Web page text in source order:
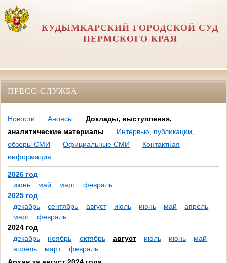
КУДЫМКАРСКИЙ ГОРОДСКОЙ СУД
ПЕРМСКОГО КРАЯ
ПРЕСС-СЛУЖБА
Новости Анонсы
Доклады, выступления,
аналитические материалы
Интервью, публикации,
обзоры СМИ
Официальные СМИ
Контактная
информация
2026 год
июнь
май март
февраль
2025 год
декабрь
сентябрь август июль июнь май
апрель
март
февраль
2024 год
декабрь
ноябрь октябрь август июль июнь
май
апрель
март
февраль